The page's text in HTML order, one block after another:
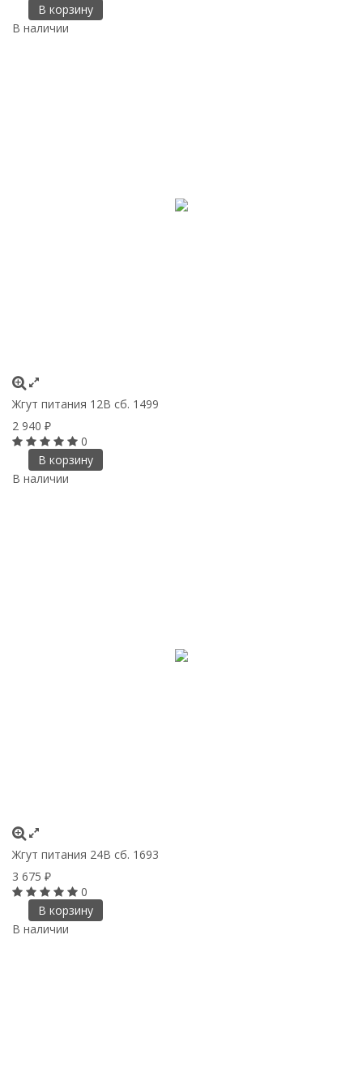
В корзину
В наличии
Жгут питания 12В сб. 1499
2 940 ₽
0
В корзину
В наличии
Жгут питания 24В сб. 1693
3 675 ₽
0
В корзину
В наличии